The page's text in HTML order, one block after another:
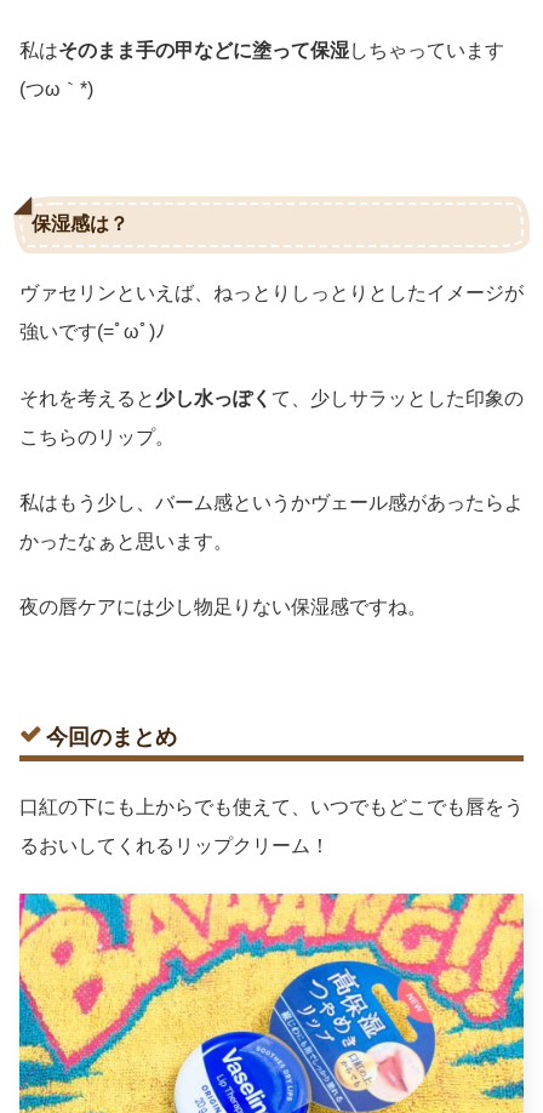
私はそのまま手の甲などに塗って保湿しちゃっています
(つω｀*)
保湿感は？
ヴァセリンといえば、ねっとりしっとりとしたイメージが
強いです(=ﾟωﾟ)ﾉ
それを考えると 少し水っぽく て、少しサラッとした印象の
こちらのリップ。
私はもう少し、バーム感というかヴェール感があったらよ
かったなぁと思います。
夜の唇ケアには少し物足りない保湿感ですね。
今回のまとめ
口紅の下にも上からでも使えて、いつでもどこでも唇をう
るおいしてくれるリップクリーム！